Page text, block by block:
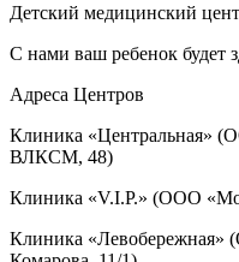
Детский медицинский
С нами ваш ребенок будет
Адреса Центров
Клиника «Центральная»
ВЛКСМ, 48)
Клиника «V.I.P.» (ООО
Клиника